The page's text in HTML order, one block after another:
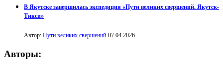
В Якутске завершилась экспедиция «Пути великих свершений. Якутск-
Тикси»
Автор: Пути великих свершений 07.04.2026
Авторы: